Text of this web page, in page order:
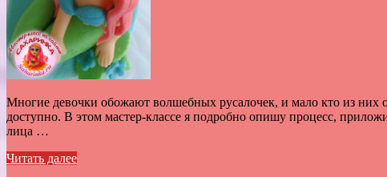
Многие девочки обожают волшебных русалочек, и мало кто из них
доступно. В этом мастер-классе я подробно опишу процесс,
лица …
Читать далее